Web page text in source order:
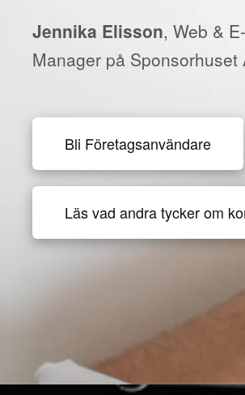
Jennika Elisson, Web &
Manager på Sponsorhuset
Bli Företagsanvändare
Läs vad andra tycker om